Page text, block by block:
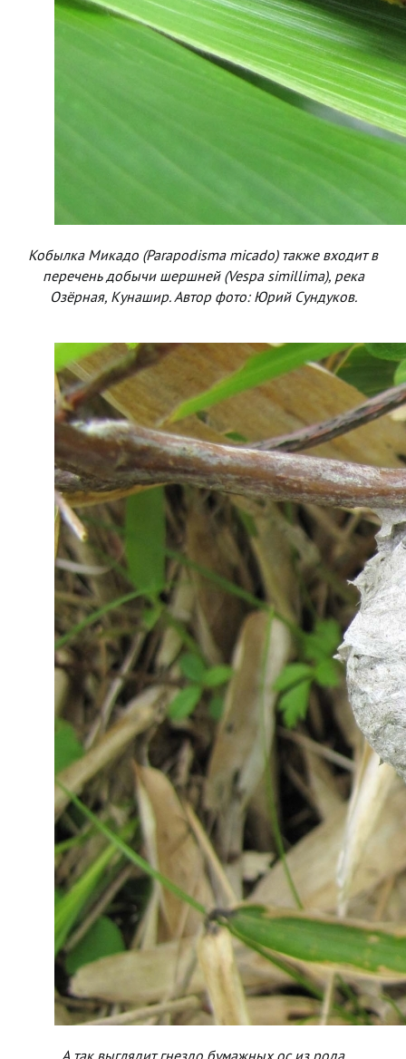
Кобылка Микадо (Parapodisma micado) также входит в
перечень добычи шершней (Vespa simillima), река
Озёрная, Кунашир. Автор фото: Юрий Сундуков.
А так выглядит гнездо бумажных ос из рода